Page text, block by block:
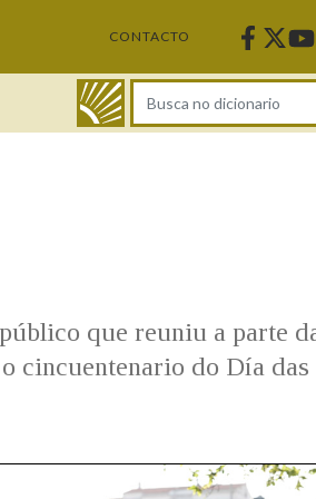
CONTACTO Facebook
DICIONARIO
que reuniu a parte
cincuentenario do Día das